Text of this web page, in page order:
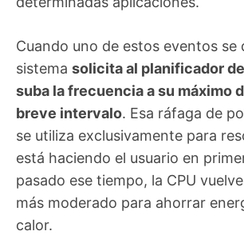
Cuando uno de estos eventos se
sistema solicita al planificador
suba la frecuencia a su máximo
breve intervalo. Esa ráfaga de
se utiliza exclusivamente para
está haciendo el usuario en
pasado ese tiempo, la CPU
más moderado para ahorrar
calor.